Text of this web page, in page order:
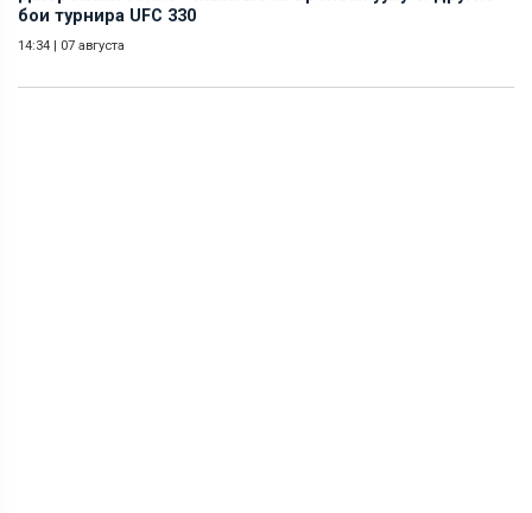
бои турнира UFC 330
14:34 | 07 августа